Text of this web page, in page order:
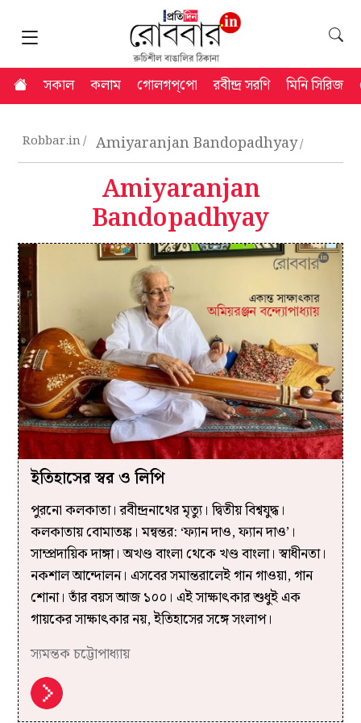
সকাল কলাম গোলগপ্‌পো রবীন্দ্র সরণি মিনি সিরিজ
Robbar.in Amiyaranjan Bandopadhyay
Amiyaranjan
Bandopadhyay
ইতিহাসের স্বর ও লিপি
পুরনো কলকাতা। রবীন্দ্রনাথের মৃত্যু। দ্বিতীয় বিশ্বযুদ্ধ।
কলকাতায় বোমাতঙ্ক। মন্বন্তর: ‘ফ্যান দাও, ফ্যান দাও’।
সাম্প্রদায়িক দাঙ্গা। অখণ্ড বাংলা থেকে খণ্ড বাংলা। স্বাধীনতা।
নকশাল আন্দোলন। এসবের সমান্তরালেই গান গাওয়া, গান
শোনা। তাঁর বয়স আজ ১০০। এই সাক্ষাৎকার শুধুই এক
গায়কের সাক্ষাৎকার নয়, ইতিহাসের সঙ্গে সংলাপ।
স্যমন্তক চট্টোপাধ্যায়